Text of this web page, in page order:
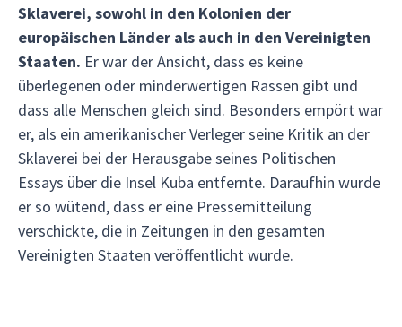
Sklaverei, sowohl in den Kolonien der
europäischen Länder als auch in den Vereinigten
Staaten. Er war der Ansicht, dass es keine
überlegenen oder minderwertigen Rassen gibt und
dass alle Menschen gleich sind. Besonders empört war
er, als ein amerikanischer Verleger seine Kritik an der
Sklaverei bei der Herausgabe seines Politischen
Essays über die Insel Kuba entfernte. Daraufhin wurde
er so wütend, dass er eine Pressemitteilung
verschickte, die in Zeitungen in den gesamten
Vereinigten Staaten veröffentlicht wurde.